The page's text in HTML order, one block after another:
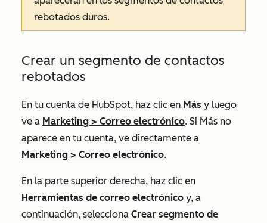
rebotados duros.
Crear un segmento de contactos
rebotados
En tu cuenta de HubSpot, haz clic en Más y luego
ve a Marketing > Correo electrónico. Si Más no
aparece en tu cuenta, ve directamente a
Marketing > Correo electrónico.
En la parte superior derecha, haz clic en
Herramientas de correo electrónico y, a
continuación, selecciona Crear segmento de